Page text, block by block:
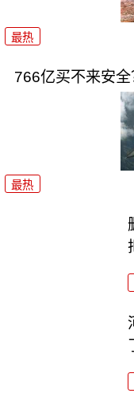
最热
766亿买不来安
最热